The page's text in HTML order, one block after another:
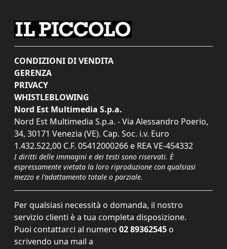
CONDIZIONI DI VENDITA
GERENZA
PRIVACY
WHISTLEBLOWING
Nord Est Multimedia S.p.a.
Nord Est Multimedia S.p.a. - Via Alessandro Poerio,
34, 30171 Venezia (VE). Cap. Soc. i.v. Euro
1.432.522,00 C.F. 05412000266 e REA VE-454332
I diritti delle immagini e dei testi sono riservati. È
espressamente vietata la loro riproduzione con qualsiasi
mezzo e l'adattamento totale o parziale.
Per qualsiasi necessità o domanda, il nostro
servizio clienti è a tua completa disposizione.
Puoi contattarci al numero 02 89362545 o
scrivendo una mail a